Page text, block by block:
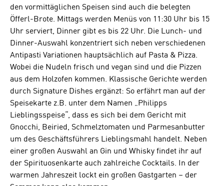
den vormittäglichen Speisen sind auch die belegten
Öfferl-Brote. Mittags werden Menüs von 11:30 Uhr bis 15
Uhr serviert, Dinner gibt es bis 22 Uhr. Die Lunch- und
Dinner-Auswahl konzentriert sich neben verschiedenen
Antipasti Variationen hauptsächlich auf Pasta & Pizza.
Wobei die Nudeln frisch und vegan sind und die Pizzen
aus dem Holzofen kommen. Klassische Gerichte werden
durch Signature Dishes ergänzt: So erfährt man auf der
Speisekarte z.B. unter dem Namen „Philipps
Lieblingsspeise“, dass es sich bei dem Gericht mit
Gnocchi, Beiried, Schmelztomaten und Parmesanbutter
um des Geschäftsführers Lieblingsmahl handelt. Neben
einer großen Auswahl an Gin und Whisky findet ihr auf
der Spirituosenkarte auch zahlreiche Cocktails. In der
warmen Jahreszeit lockt ein großen Gastgarten – der